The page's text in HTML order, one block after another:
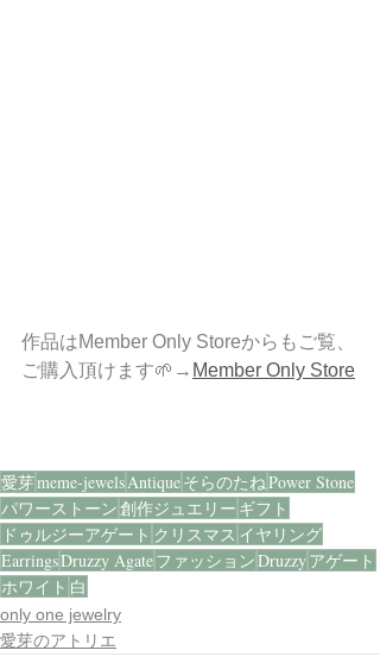
作品はMember Only Storeからもご覧、
ご購入頂けます🌱→ Member Only Store
愛芽meme-jewelsAntiqueそらのたねPower Stone
パワーストーン創作ジュエリー ギフト
ドゥルジーアゲート クリスマス イヤリング
EarringsDruzzy AgateファッションDruzzyアゲート
ホワイト 白
only one jewelry
愛芽のアトリエ